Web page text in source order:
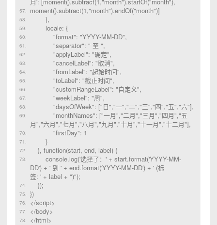
moment().subtract(1,"month").endOf("month")]
},
locale: {
"format": "YYYY-MM-DD",
"separator": " 至 ",
"applyLabel": "确定",
"cancelLabel": "取消",
"fromLabel": "起始时间",
"toLabel": "截止时间",
"customRangeLabel": "自定义",
"weekLabel": "周",
"daysOfWeek": ["日","一","二","三","四","五","六"],
"monthNames": ["一月","二月","三月","四月","五
月","六月","七月","八月","九月","十月","十一月","十二月"],
"firstDay": 1
}
}, function(start, end, label) {
console.log('选择了：' + start.format('YYYY-MM-
DD') + ' 到 ' + end.format('YYYY-MM-DD') + ' (标
签: ' + label + ")");
});
})
</script>
</body>
</html>